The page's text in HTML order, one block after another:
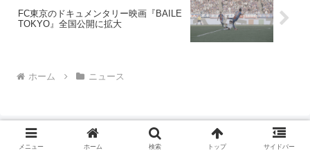
FC東京のドキュメンタリー映画『BAILE
TOKYO』全国公開に拡大
ホーム ニュース
メニュー ホーム 検索 トップ サイドバー